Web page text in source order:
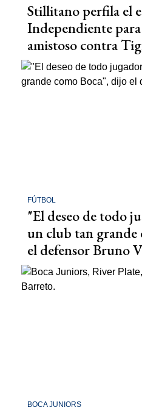
Stillitano perfila el
Independiente
amistoso contra
FÚTBOL
"El deseo de todo
un club tan grande
el defensor Bruno
BOCA JUNIORS